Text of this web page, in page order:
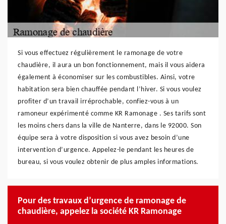
Si vous effectuez régulièrement le ramonage de votre
chaudière, il aura un bon fonctionnement, mais il vous aidera
également à économiser sur les combustibles. Ainsi, votre
habitation sera bien chauffée pendant l’hiver. Si vous voulez
profiter d’un travail irréprochable, confiez-vous à un
ramoneur expérimenté comme KR Ramonage . Ses tarifs sont
les moins chers dans la ville de Nanterre, dans le 92000. Son
équipe sera à votre disposition si vous avez besoin d’une
intervention d’urgence. Appelez-le pendant les heures de
bureau, si vous voulez obtenir de plus amples informations.
Pour des travaux d’urgence de ramonage de
chaudière, appelez la société KR Ramonage